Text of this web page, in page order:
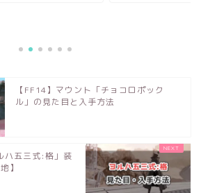
【FF14】マウント「チョコロポック
ル」の見た目と入手方法
ハ五三式:格」装
】